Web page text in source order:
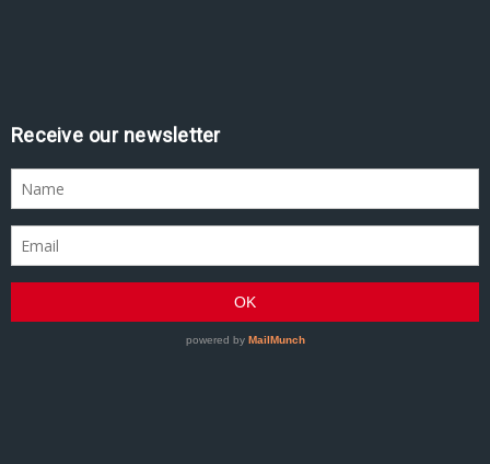
Receive our newsletter